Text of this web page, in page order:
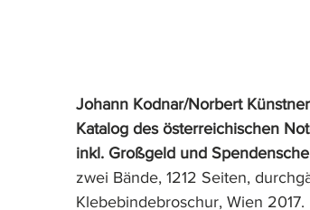
Johann Kodnar/Norbert
Katalog des österreichischen
inkl. Großgeld und
zwei Bände, 1212 Seiten,
Klebebindebroschur, Wien 2017.